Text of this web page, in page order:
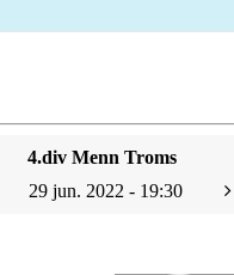
4.div Menn Troms
29 jun. 2022 - 19:30